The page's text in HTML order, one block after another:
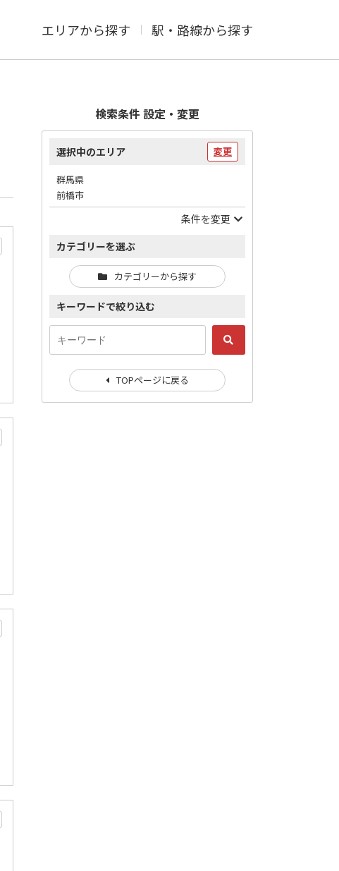
エリアから探す 駅・路線から探す
検索条件 設定・変更
選択中のエリア 変更
群馬県
前橋市
条件を変更
カテゴリーを選ぶ
カテゴリーから探す
キーワードで絞り込む
TOPページに戻る